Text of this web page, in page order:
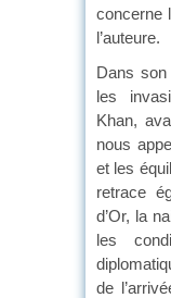
concerne
l’auteure.
Dans son
les
Khan,
nous
et les
retrace
d’Or, la
les
de